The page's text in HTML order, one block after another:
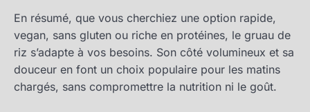
En résumé, que vous cherchiez une option rapide,
vegan, sans gluten ou riche en protéines, le gruau de
riz s’adapte à vos besoins. Son côté volumineux et sa
douceur en font un choix populaire pour les matins
chargés, sans compromettre la nutrition ni le goût.